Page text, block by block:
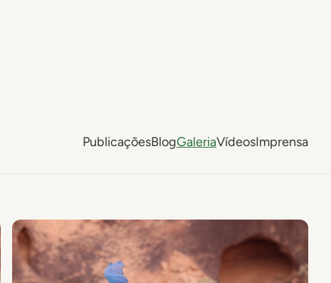
PublicaçõesBlogGaleriaVídeosImprensa